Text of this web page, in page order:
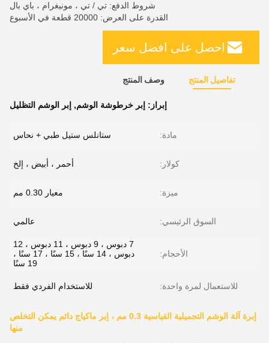
شروط الدفع: تي / تي ، مونيغرام ، باي بال
القدرة على العرض: 20000 قطعة في الأسبوع
احصل على افضل سعر
تفاصيل المنتج وصف المنتج
إبراز: إبر خرطوشة الوشم, إبر الوشم التظليل
مادة: ستانلس ستيل طبي + نحاس
كولار: أحمر ، أبيض ، إلخ
ميزة: معيار 0.30 مم
السوق الرئيسي: عالمي
الأحجام:
7 دبوس ، 9 دبوس ، 11 دبوس ، 12
دبوس ، 14 سنًا ، 15 سنًا ، 17 سنًا ،
19 سنًا
للاستعمال لمرة واحدة: للاستخدام الفردي فقط
إبرة آلة الوشم التجميلية القياسية 0.3 مم ، إبر ماكياج دائم يمكن التخلص
منها